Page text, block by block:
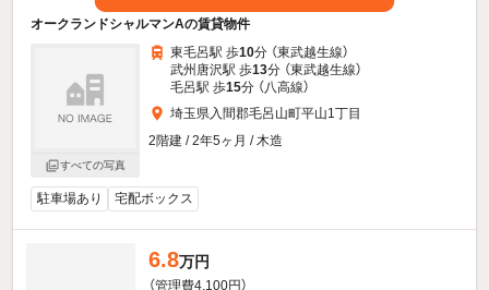
オークランドシャルマンAの賃貸物件
すべての写真
東毛呂駅 歩10分 （東武越生線）
武州唐沢駅 歩13分 （東武越生線）
毛呂駅 歩15分 （八高線）
埼玉県入間郡毛呂山町平山1丁目
2階建 / 2年5ヶ月 / 木造
駐車場あり 宅配ボックス
6.8万円
（管理費4,100円）